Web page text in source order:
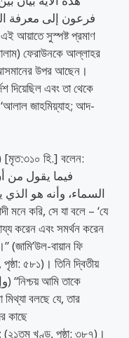
فرعون إلى معرفة
ফেরাউনকে আল্লাহর
উপর আছেন।
দিয়েছিল এবং তা থেকে
জাহমিয়্যাহ; আদ-
[মৃত:৩১০ হি.] বলেন:
السماء، وأنه هو الذي
করেন এবং সমর্থন করেন
(জামি’উল-বায়ান ফি
৫৮১)। তিনি দ্বিতীয়
মিথ্যা বলছে যে, তার
কাছে
(২১তম খণ্ড, পৃষ্ঠা: ৩৮৭)।